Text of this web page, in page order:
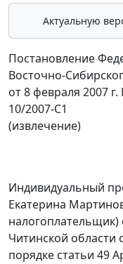
Актуальную
Постановление
Восточно-
от 8 февраля 2007
10/2007-С1
(извлечение)
Индивидуальный
Екатерина
Читинской области
порядке статьи 49